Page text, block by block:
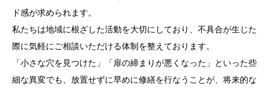
ド感が求められます。
私たちは地域に根ざした活動を大切にしており、不具合が生じた
際に気軽にご相談いただける体制を整えております。
「小さな穴を見つけた」「扉の締まりが悪くなった」といった些
細な異変でも、放置せずに早めに修繕を行なうことが、将来的な